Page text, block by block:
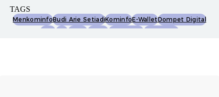
TAGS
MenkominfoBudi Arie SetiadiKominfoE-WalletDompet Digital